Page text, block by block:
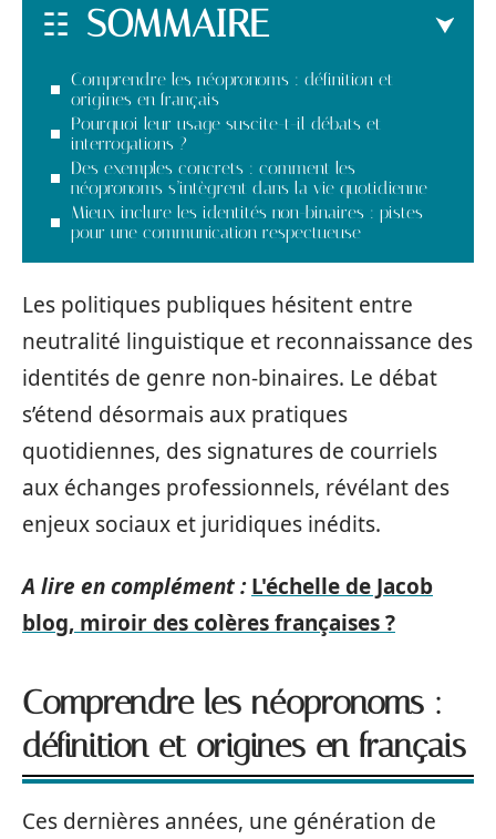
SOMMAIRE
Comprendre les néopronoms : définition et
origines en français
Pourquoi leur usage suscite-t-il débats et
interrogations ?
Des exemples concrets : comment les
néopronoms s’intègrent dans la vie quotidienne
Mieux inclure les identités non-binaires : pistes
pour une communication respectueuse
Les politiques publiques hésitent entre
neutralité linguistique et reconnaissance des
identités de genre non-binaires. Le débat
s’étend désormais aux pratiques
quotidiennes, des signatures de courriels
aux échanges professionnels, révélant des
enjeux sociaux et juridiques inédits.
A lire en complément : L'échelle de Jacob
blog, miroir des colères françaises ?
Comprendre les néopronoms :
définition et origines en français
Ces dernières années, une génération de